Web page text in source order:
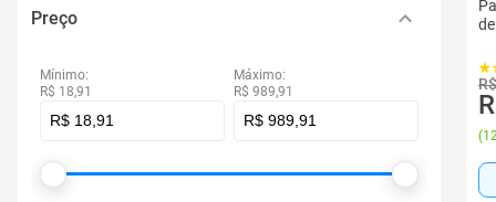
Preço
Mínimo:
R$ 18,91
Máximo:
R$ 989,91
(